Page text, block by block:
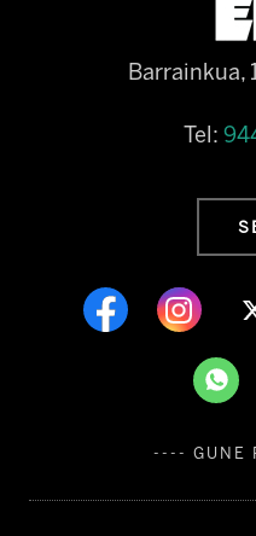
Barrainkua,
Tel:
---- GUNE